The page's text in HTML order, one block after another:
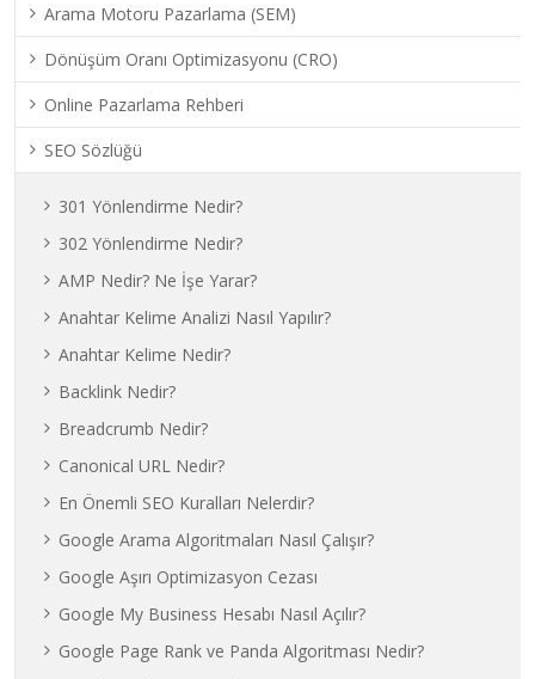
Arama Motoru Pazarlama (SEM)
Dönüşüm Oranı Optimizasyonu (CRO)
Online Pazarlama Rehberi
SEO Sözlüğü
301 Yönlendirme Nedir?
302 Yönlendirme Nedir?
AMP Nedir? Ne İşe Yarar?
Anahtar Kelime Analizi Nasıl Yapılır?
Anahtar Kelime Nedir?
Backlink Nedir?
Breadcrumb Nedir?
Canonical URL Nedir?
En Önemli SEO Kuralları Nelerdir?
Google Arama Algoritmaları Nasıl Çalışır?
Google Aşırı Optimizasyon Cezası
Google My Business Hesabı Nasıl Açılır?
Google Page Rank ve Panda Algoritması Nedir?